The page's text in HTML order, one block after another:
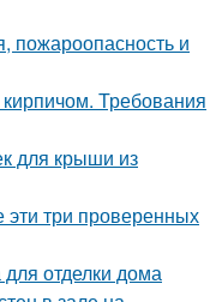
пожароопасность и
Требования
для крыши из
три проверенных
отделки дома